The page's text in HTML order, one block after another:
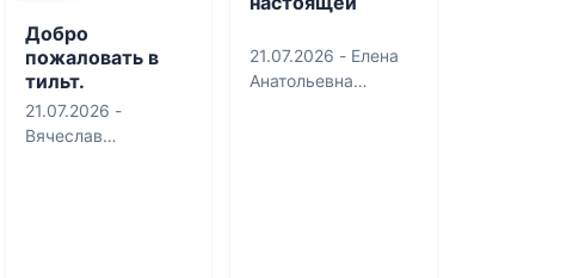
Добро
пожаловать в
тильт.
Психология
ручного
21.07.2026 -
Вячеслав
21.07.2026 - Елена
Анатольевна